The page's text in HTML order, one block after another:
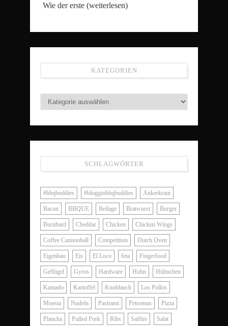
Wie der erste (weiterlesen)
KATEGORIEN
SCHLAGWÖRTER
#bbqbuddies #blogginbbqbuddies Ankerkraut
Bacon BBQUE Beilage Bratwurst Burger
Burnhard Cheddar Chicken Chicken Wings
Coffee Cannonball Competition Dutch Oven
Eigenbau Eis El Loco feta Fingerfood
Geflügel Gyros Hardware Huhn Hühnchen
Kamado Kartoffel Knoblauch Los Pollos
Moesta Nudeln Pastrami Petromax Pizza
Plancha Pulled Pork Ribs Saffire Salat